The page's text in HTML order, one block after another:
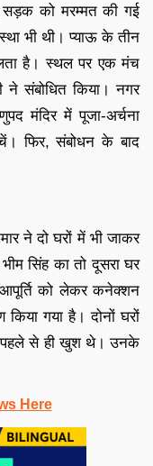
को मरम्मत की गई
भी थी। प्याऊ के तीन
है। स्थल पर एक मंच
ने संबोधित किया। नगर
मंदिर में पूजा-अर्चना
फिर, संबोधन के बाद
ने दो घरों में भी जाकर
सिंह का तो दूसरा घर
आपूर्ति को लेकर कनेक्शन
गया है। दोनों घरों
से ही खुश थे। उनके
Here